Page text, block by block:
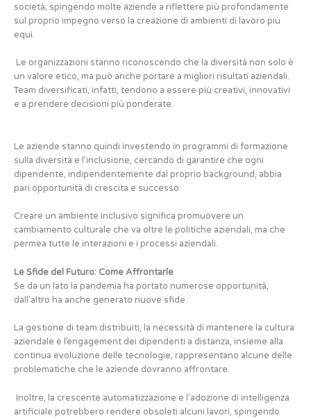
società, spingendo molte aziende a riflettere più profondamente
sul proprio impegno verso la creazione di ambienti di lavoro più
equi.
Le organizzazioni stanno riconoscendo che la diversità non solo è
un valore etico, ma può anche portare a migliori risultati aziendali.
Team diversificati, infatti, tendono a essere più creativi, innovativi
e a prendere decisioni più ponderate.
Le aziende stanno quindi investendo in programmi di formazione
sulla diversità e l’inclusione, cercando di garantire che ogni
dipendente, indipendentemente dal proprio background, abbia
pari opportunità di crescita e successo.
Creare un ambiente inclusivo significa promuovere un
cambiamento culturale che va oltre le politiche aziendali, ma che
permea tutte le interazioni e i processi aziendali.
Le Sfide del Futuro: Come Affrontarle
Se da un lato la pandemia ha portato numerose opportunità,
dall’altro ha anche generato nuove sfide.
La gestione di team distribuiti, la necessità di mantenere la cultura
aziendale e l’engagement dei dipendenti a distanza, insieme alla
continua evoluzione delle tecnologie, rappresentano alcune delle
problematiche che le aziende dovranno affrontare.
Inoltre, la crescente automatizzazione e l’adozione di intelligenza
artificiale potrebbero rendere obsoleti alcuni lavori, spingendo